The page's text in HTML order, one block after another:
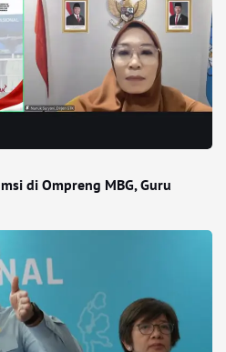
di Ompreng MBG, Guru